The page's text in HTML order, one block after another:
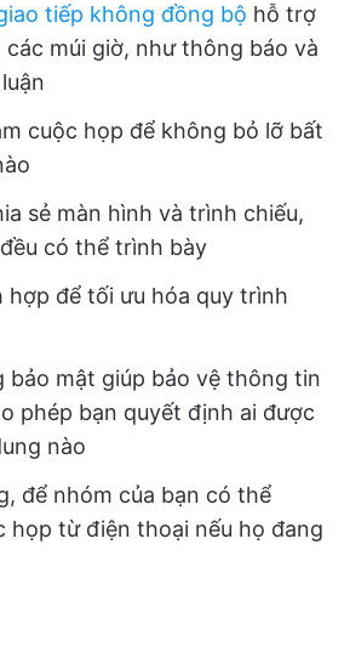
tiếp không đồng bộ hỗ trợ
múi giờ, như thông báo và
cuộc họp để không bỏ lỡ bất
sẻ màn hình và trình chiếu,
có thể trình bày
hợp để tối ưu hóa quy trình
bảo mật giúp bảo vệ thông tin
phép bạn quyết định ai được
nào
để nhóm của bạn có thể
họp từ điện thoại nếu họ đang